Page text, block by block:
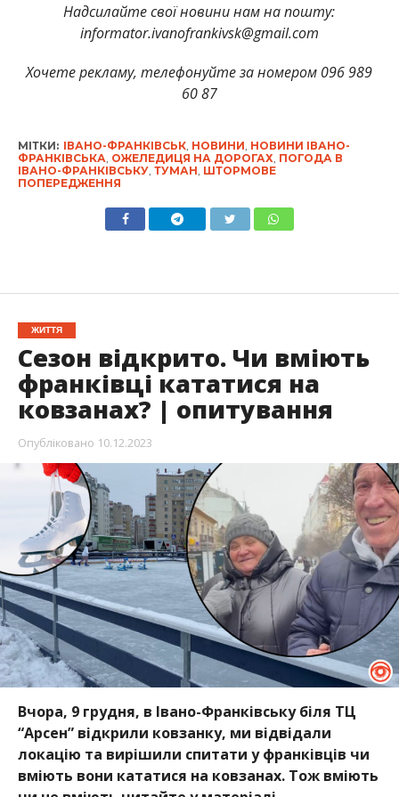
Надсилайте свої новини нам на пошту:
informator.ivanofrankivsk@gmail.com
Хочете рекламу, телефонуйте за номером 096 989
60 87
МІТКИ: ІВАНО-ФРАНКІВСЬК, НОВИНИ НОВИНИ ІВАНО-
ФРАНКІВСЬКА ОЖЕЛЕДИЦЯ НА ДОРОГАХ ПОГОДА В
ІВАНО-ФРАНКІВСЬКУ, ТУМАН ШТОРМОВЕ
ПОПЕРЕДЖЕННЯ
ЖИТТЯ
Сезон відкрито. Чи вміють
франківці кататися на
ковзанах? | опитування
Опубліковано 10.12.2023
Вчора, 9 грудня, в Івано-Франківську біля ТЦ
“Арсен” відкрили ковзанку, ми відвідали
локацію та вирішили спитати у франківців чи
вміють вони кататися на ковзанах. Тож вміють